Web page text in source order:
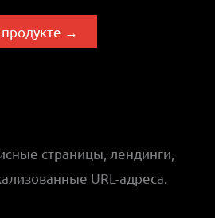
→
страницы, лендинги,
URL-адреса.